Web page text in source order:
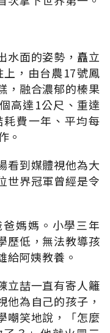
水面的姿勢，矗立
，由台農17號鳳
，融合濃郁的榛果
高達1公尺、重達
費一年、平均每
。
看到媒體視他為大
世界冠軍曾經是令
媽媽。小學三年
歷低，無法教導孩
給阿姨教養。
立喆一直有寄人籬
他為自己的孩子，
嘲笑地說，「怎麼